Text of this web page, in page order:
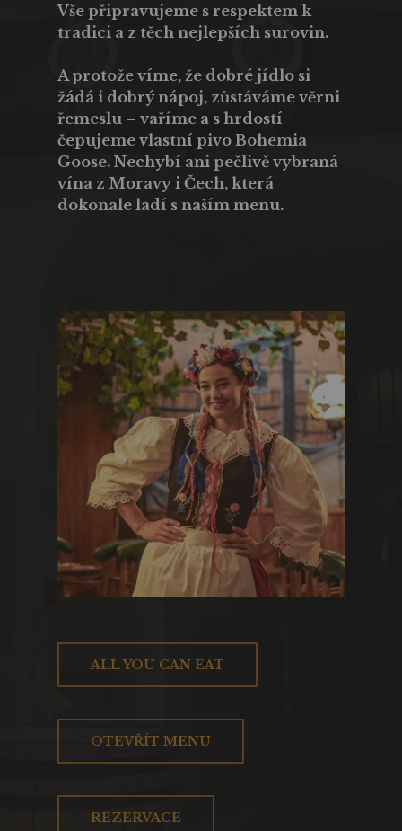
Vše připravujeme s respektem k
tradici a z těch nejlepších surovin.
A protože víme, že dobré jídlo si
žádá i dobrý nápoj, zůstáváme věrni
řemeslu – vaříme a s hrdostí
čepujeme vlastní pivoBohemia
Goose. Nechybí ani pečlivě vybraná
vína z Moravy i Čech, která
dokonale ladí s naším menu.
ALL YOU CAN EAT
OTEVŘÍT MENU
REZERVACE